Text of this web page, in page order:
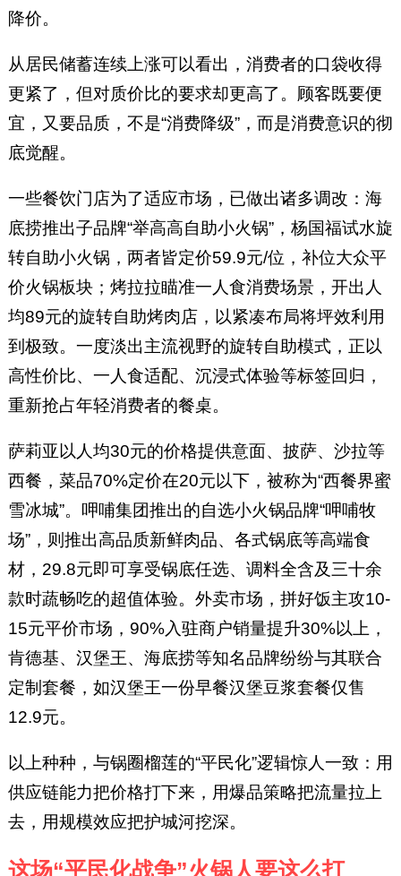
降价。
从居民储蓄连续上涨可以看出，消费者的口袋收得
更紧了，但对质价比的要求却更高了。顾客既要便
宜，又要品质，不是“消费降级”，而是消费意识的彻
底觉醒。
一些餐饮门店为了适应市场，已做出诸多调改：海
底捞推出子品牌“举高高自助小火锅”，杨国福试水旋
转自助小火锅，两者皆定价59.9元/位，补位大众平
价火锅板块；烤拉拉瞄准一人食消费场景，开出人
均89元的旋转自助烤肉店，以紧凑布局将坪效利用
到极致。一度淡出主流视野的旋转自助模式，正以
高性价比、一人食适配、沉浸式体验等标签回归，
重新抢占年轻消费者的餐桌。
萨莉亚以人均30元的价格提供意面、披萨、沙拉等
西餐，菜品70%定价在20元以下，被称为“西餐界蜜
雪冰城”。呷哺集团推出的自选小火锅品牌“呷哺牧
场”，则推出高品质新鲜肉品、各式锅底等高端食
材，29.8元即可享受锅底任选、调料全含及三十余
款时蔬畅吃的超值体验。外卖市场，拼好饭主攻10-
15元平价市场，90%入驻商户销量提升30%以上，
肯德基、汉堡王、海底捞等知名品牌纷纷与其联合
定制套餐，如汉堡王一份早餐汉堡豆浆套餐仅售
12.9元。
以上种种，与锅圈榴莲的“平民化”逻辑惊人一致：用
供应链能力把价格打下来，用爆品策略把流量拉上
去，用规模效应把护城河挖深。
这场“平民化战争”火锅人要这么打